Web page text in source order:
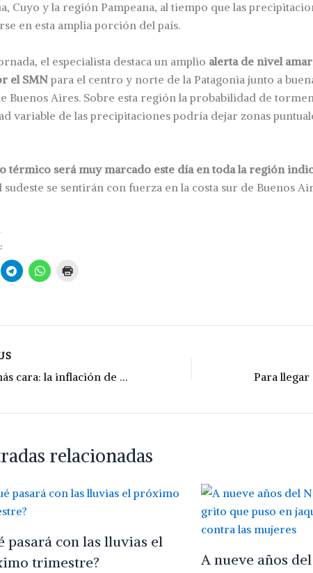
Cuyo y la región Pampeana, al tiempo que las
en esta amplia porción del país.
el especialista destaca un amplio alerta de nivel
el SMNpara el centro y norte de la Patagonia junto a
Buenos Aires. Sobre esta región la probabilidad de
variable de las precipitaciones podría dejar zonas
térmico será muy marcado este día en toda la región
se sentirán con fuerza en la costa sur de Buenos
Santa Fe más cara: la inflación de febrero superó a la medición nacional
relacionadas
pasará con las lluvias el
trimestre?
A nueve años